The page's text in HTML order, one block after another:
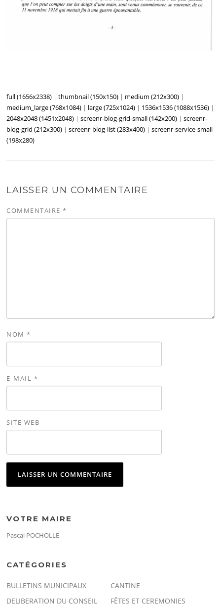
full (1656x2338) |thumbnail (150x150) | medium (212x300) |
medium_large (768x1084) | large (725x1024) | 1536x1536 (1088x1536) |
2048x2048 (1451x2048) |screenr-blog-grid-small (142x200) |screenr-
blog-grid (212x300) |screenr-blog-list (283x400) |screenr-service-small
(198x280)
LAISSER UN COMMENTAIRE
COMMENTAIRE*
NOM*
E-MAIL *
SITE WEB
VOTRE MAIRE
Pascal POCHOLLE
CATÉGORIES
BULLETINS MUNICIPAUX
CANTINE
DELIBERATION DU CONSEIL
FÊTES ET CEREMONIES